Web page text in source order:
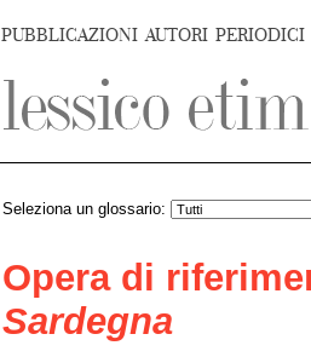
PUBBLICAZIONI AUTORI PERIODICI
Seleziona un glossario:
Opera di
Sardegna